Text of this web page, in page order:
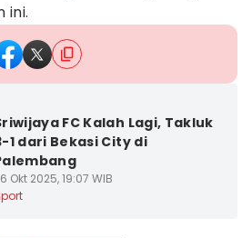
ini.
FC Kalah Lagi, Takluk
1 dari Bekasi City di
Okt 2025, 19:07 WIB